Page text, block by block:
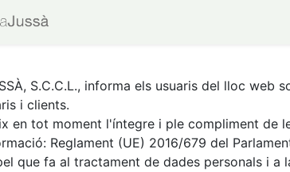
S.C.C.L., informa els usuaris del lloc
i clients.
en tot moment l'íntegre i ple compliment de
Reglament (UE) 2016/679 del
que fa al tractament de dades personals i a